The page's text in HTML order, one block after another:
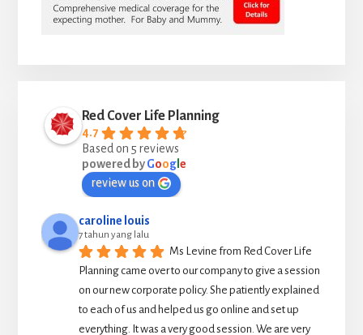
Red Cover Life Planning
4.7
Based on 5 reviews
powered byGoogl e
review us on
caroline louis
7 tahun yang lalu
Ms Levine from Red Cover Life
Planning came over to our company to give a session
on our new corporate policy. She patiently explained
to each of us and helped us go online and set up
everything. It was a very good session. We are very